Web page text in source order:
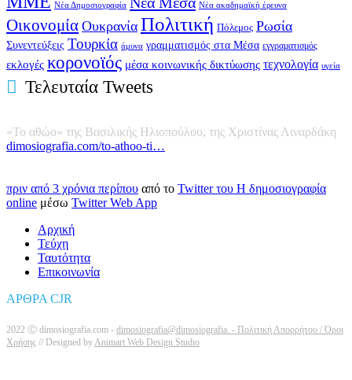
Νέα Δημοσιογραφία Νέα ακαδημαϊκή έρευνα
Οικονομία Ουκρανία Πολιτική Πόλεμος Ρωσία
Συνεντεύξεις Τουρκία άμυνα γραμματισμός στα Μέσα εγγραματισμός
εκλογές κορονοϊός μέσα κοινωνικής δικτύωσης τεχνολογία υγεία
Τελευταία Tweets
«Το αθώο» της Βασιλικής Ηλιοπούλου, της Χριστίνας Λιναρδάκη
dimosiografia.com/to-athoo-ti…
πριν από 3 χρόνια περίπου από το Twitter του Η δημοσιογραφία
online μέσω Twitter Web App
Αρχική
Τεύχη
Ταυτότητα
Επικοινωνία
ΑΡΘΡΑ CJR
2022 Ⓒ dimosiografia.com - dimosiografia@dimosiografia. - Πολιτική Απορρήτου / Όροι
Χρήσης // Designed byAnimart Web Design Studio